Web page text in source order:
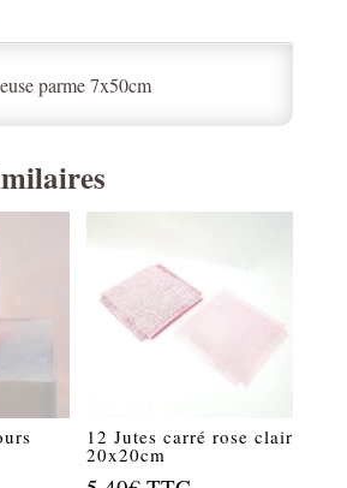
parme 7x50cm
12 Jutes carré rose clair
20x20cm